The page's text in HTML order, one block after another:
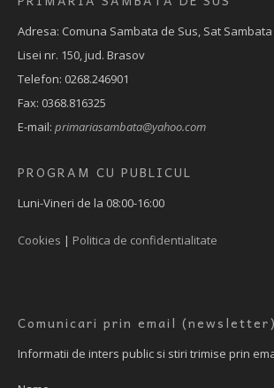
Adresa: Comuna Sambata de Sus, Sat
Lisei nr. 150, jud. Brasov
Telefon: 0268.246901
Fax: 0368.816325
E-mail: primariasambata@yahoo.com
PROGRAM CU PUBLICUL
Luni-Vineri de la 08:00-16:00
Cookies | Politica de confidentialitate
Comunicari prin email (newsletter)
Informatii de inters public si stiri trimise prin